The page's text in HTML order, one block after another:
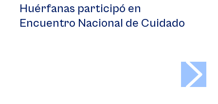
Huérfanas participó en
Encuentro Nacional de Cuidado